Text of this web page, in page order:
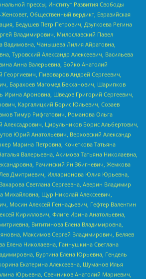
прессы, Институт Развития Свободы
Общественный вердикт, Евразийская
Бедушев Петр Петрович, Дзугкоева Регина
Владимирович, Милославский Павел
Чанышева Лилия Айратовна,
Туровский Александр Алексеевич, Васильева
Анна Валерьевна, Бойко Анатолий
Георгиевич, Пивоваров Андрей Сергеевич,
Барахоев Магомед Бекханович, Шарипков
Ирина Ароновна, Шведов Григорий Сергеевич,
Каргалицкий Борис Юльевич, Созаев
Тимур Рифгатович, Романова Ольга
Алексадрович, Цирульников Борис Альбертович,
Юрий Анатольевич, Верховский Александр
Марина Петровна, Кочеткова Татьяна
Валерьевна, Акимова Татьяна Николаевна,
Рачинский Ян Збигневич, Жемкова
Лев Дмитриевич, Илларионова Юлия Юрьевна,
Светлана Сергеевна, Аверин Владимир
Михайловна, Щур Николай Алексеевич,
Мосин Алексей Геннадьевич, Гефтер Валентин
Кириллович, Флиге Ирина Анатольевна,
Вититинова Елена Владимировна,
Максимов Сергей Владимирович, Беляев
Елена Николаевна, Ганнушкина Светлана
Буртина Елена Юрьевна, Гендель
Екатерина Алексеевна, Шуманов Илья
Юрьевна, Свечников Анатолий Мариевич,